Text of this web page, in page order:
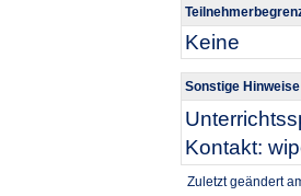
Keine
Sonstige Hinweise
Kontakt:
Zuletzt geändert